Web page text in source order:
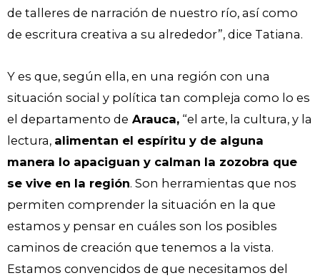
de talleres de narración de nuestro río, así como
de escritura creativa a su alrededor”, dice Tatiana.
Y es que, según ella, en una región con una
situación social y política tan compleja como lo es
el departamento de Arauca, “el arte, la cultura, y la
lectura, alimentan el espíritu y de alguna
manera lo apaciguan y calman la zozobra que
se vive en la región. Son herramientas que nos
permiten comprender la situación en la que
estamos y pensar en cuáles son los posibles
caminos de creación que tenemos a la vista.
Estamos convencidos de que necesitamos del